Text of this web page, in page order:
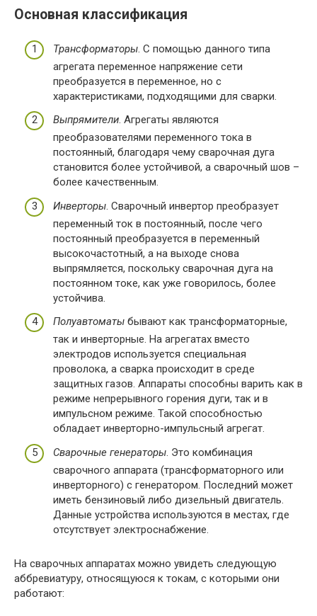
Основная классификация
Трансформаторы. С помощью данного типа
агрегата переменное напряжение сети
преобразуется в переменное, но с
характеристиками, подходящими для сварки.
Выпрямители. Агрегаты являются
преобразователями переменного тока в
постоянный, благодаря чему сварочная дуга
становится более устойчивой, а сварочный шов –
более качественным.
Инверторы. Сварочный инвертор преобразует
переменный ток в постоянный, после чего
постоянный преобразуется в переменный
высокочастотный, а на выходе снова
выпрямляется, поскольку сварочная дуга на
постоянном токе, как уже говорилось, более
устойчива.
Полуавтоматы бывают как трансформаторные,
так и инверторные. На агрегатах вместо
электродов используется специальная
проволока, а сварка происходит в среде
защитных газов. Аппараты способны варить как в
режиме непрерывного горения дуги, так и в
импульсном режиме. Такой способностью
обладает инверторно-импульсный агрегат.
Сварочные генераторы. Это комбинация
сварочного аппарата (трансформаторного или
инверторного) с генератором. Последний может
иметь бензиновый либо дизельный двигатель.
Данные устройства используются в местах, где
отсутствует электроснабжение.
На сварочных аппаратах можно увидеть следующую
аббревиатуру, относящуюся к токам, с которыми они
работают: